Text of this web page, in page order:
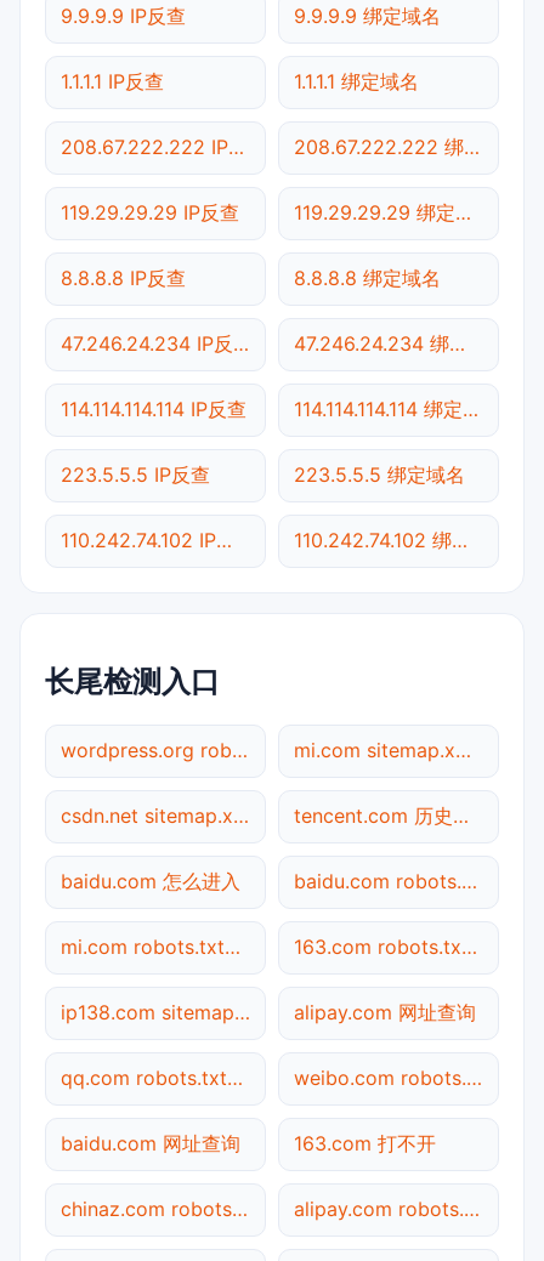
9.9.9.9 IP反查 9.9.9.9 绑定域名
1.1.1.1 IP反查 1.1.1.1 绑定域名
208.67.222.222 IP反查 208.67.222.222 绑定域名
119.29.29.29 IP反查 119.29.29.29 绑定域名
8.8.8.8 IP反查 8.8.8.8 绑定域名
47.246.24.234 IP反查 47.246.24.234 绑定域名
114.114.114.114 IP反查 114.114.114.114 绑定域名
223.5.5.5 IP反查 223.5.5.5 绑定域名
110.242.74.102 IP反查 110.242.74.102 绑定域名
长尾检测入口
wordpress.org robots.txt检测 mi.com sitemap.xml检测
csdn.net sitemap.xml检测 tencent.com 历史快照
baidu.com 怎么进入 baidu.com robots.txt检测
mi.com robots.txt检测 163.com robots.txt检测
ip138.com sitemap.xml检测 alipay.com 网址查询
qq.com robots.txt检测 weibo.com robots.txt检测
baidu.com 网址查询 163.com 打不开
chinaz.com robots.txt检测 alipay.com robots.txt检测